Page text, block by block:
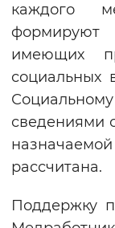
каждого
формируют
имеющих
социальных
сведениями
рассчитана.
Поддержку